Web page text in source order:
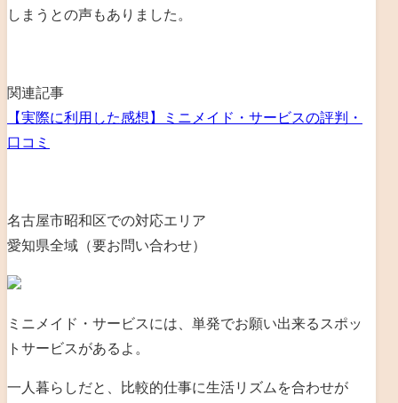
しまうとの声もありました。
関連記事
【実際に利用した感想】ミニメイド・サービスの評判・
口コミ
名古屋市昭和区での対応エリア
愛知県全域（要お問い合わせ）
ミニメイド・サービスには、単発でお願い出来るスポッ
トサービスがあるよ。
一人暮らしだと、比較的仕事に生活リズムを合わせが